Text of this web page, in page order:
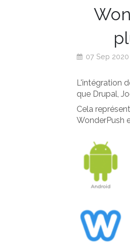
07 Sep 2020
L'intégration
que Drupal,
Cela
WonderPush